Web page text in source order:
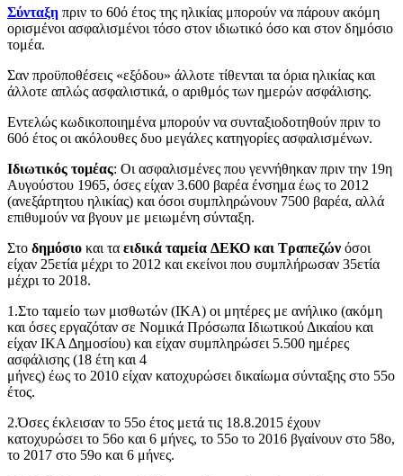
Σύνταξη πριν το 60ό έτος της ηλικίας μπορούν να πάρουν ακόμη
ορισμένοι ασφαλισμένοι τόσο στον ιδιωτικό όσο και στον δημόσιο
τομέα.
Σαν προϋποθέσεις «εξόδου» άλλοτε τίθενται τα όρια ηλικίας και
άλλοτε απλώς ασφαλιστικά, ο αριθμός των ημερών ασφάλισης.
Εντελώς κωδικοποιημένα μπορούν να συνταξιοδοτηθούν πριν το
60ό έτος οι ακόλουθες δυο μεγάλες κατηγορίες ασφαλισμένων.
Ιδιωτικός τομέας: Οι ασφαλισμένες που γεννήθηκαν πριν την 19η
Αυγούστου 1965, όσες είχαν 3.600 βαρέα ένσημα έως το 2012
(ανεξάρτητου ηλικίας) και όσοι συμπληρώνουν 7500 βαρέα, αλλά
επιθυμούν να βγουν με μειωμένη σύνταξη.
Στο δημόσιο και τα ειδικά ταμεία ΔΕΚΟ και Τραπεζών όσοι
είχαν 25ετία μέχρι το 2012 και εκείνοι που συμπλήρωσαν 35ετία
μέχρι το 2018.
1.Στο ταμείο των μισθωτών (ΙΚΑ) οι μητέρες με ανήλικο (ακόμη
και όσες εργαζόταν σε Νομικά Πρόσωπα Ιδιωτικού Δικαίου και
είχαν ΙΚΑ Δημοσίου) και είχαν συμπληρώσει 5.500 ημέρες
ασφάλισης (18 έτη και 4
μήνες) έως το 2010 είχαν κατοχυρώσει δικαίωμα σύνταξης στο 55ο
έτος.
2.Όσες έκλεισαν το 55ο έτος μετά τις 18.8.2015 έχουν
κατοχυρώσει το 56ο και 6 μήνες, το 55ο το 2016 βγαίνουν στο 58ο,
το 2017 στο 59ο και 6 μήνες.